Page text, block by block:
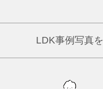
LDK事例写真